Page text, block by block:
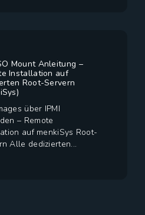
Mount Anleitung –
Installation auf
Root-Servern
über IPMI
– Remote
auf menkiSys Root-
Alle dedizierten...